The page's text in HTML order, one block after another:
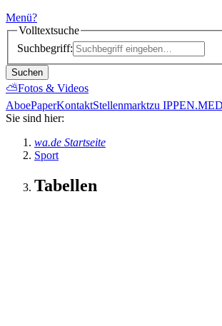
Menü?
Volltextsuche
Suchbegriff:
Suchen
⛅Fotos & Videos
AboePaperKontaktStellenmarktzu
Sie sind hier:
wa.de Startseite
Sport
Tabellen